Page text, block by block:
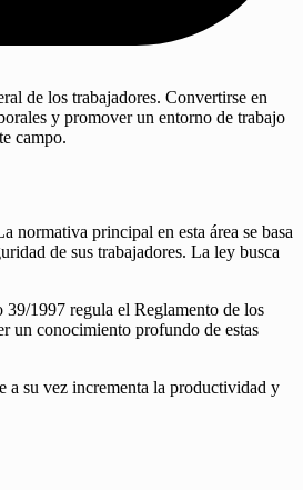
de los trabajadores. Convertirse en
y promover un entorno de trabajo
campo.
normativa principal en esta área se basa
de sus trabajadores. La ley busca
39/1997 regula el Reglamento de los
un conocimiento profundo de estas
a su vez incrementa la productividad y